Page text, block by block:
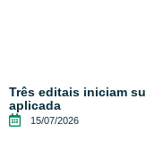
Três editais iniciam
aplicada
15/07/2026